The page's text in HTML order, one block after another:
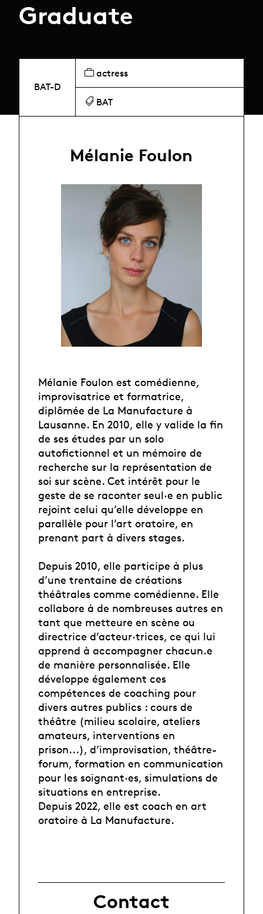
Graduate
BAT-D
actress
BAT
Mélanie Foulon
Mélanie Foulon est comédienne,
improvisatrice et formatrice,
diplômée de La Manufacture à
Lausanne. En 2010, elle y valide la fin
de ses études par un solo
autofictionnel et un mémoire de
recherche sur la représentation de
soi sur scène. Cet intérêt pour le
geste de se raconter seul·e en public
rejoint celui qu’elle développe en
parallèle pour l’art oratoire, en
prenant part à divers stages.
Depuis 2010, elle participe à plus
d’une trentaine de créations
théâtrales comme comédienne. Elle
collabore à de nombreuses autres en
tant que metteure en scène ou
directrice d’acteur·trices, ce qui lui
apprend à accompagner chacun.e
de manière personnalisée. Elle
développe également ces
compétences de coaching pour
divers autres publics : cours de
théâtre (milieu scolaire, ateliers
amateurs, interventions en
prison...), d’improvisation, théâtre-
forum, formation en communication
pour les soignant·es, simulations de
situations en entreprise.
Depuis 2022, elle est coach en art
oratoire à La Manufacture.
Contact